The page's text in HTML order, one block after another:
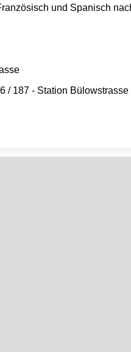
und Spanisch
/ 187 - Station Bülowstrasse